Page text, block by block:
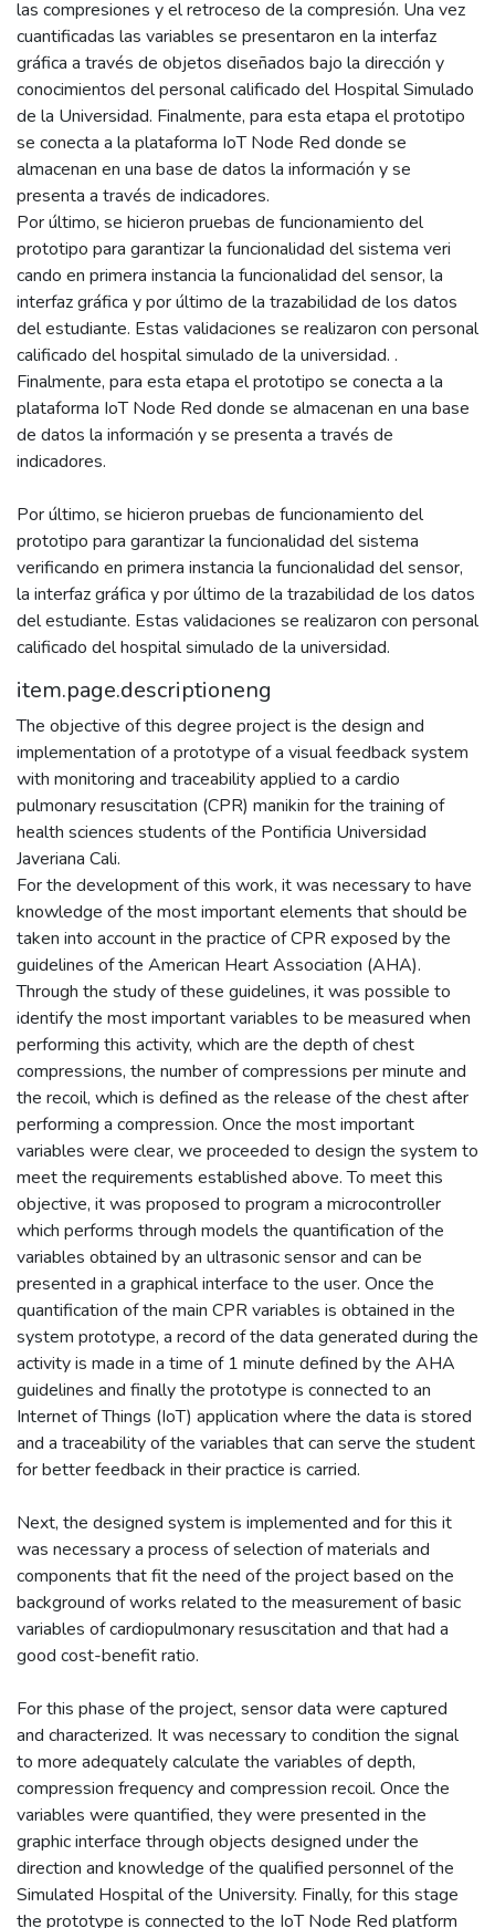
las compresiones y el retroceso de la compresión. Una vez
cuantificadas las variables se presentaron en la interfaz
gráfica a través de objetos diseñados bajo la dirección y
conocimientos del personal calificado del Hospital Simulado
de la Universidad. Finalmente, para esta etapa el prototipo
se conecta a la plataforma IoT Node Red donde se
almacenan en una base de datos la información y se
presenta a través de indicadores.
Por último, se hicieron pruebas de funcionamiento del
prototipo para garantizar la funcionalidad del sistema veri
cando en primera instancia la funcionalidad del sensor, la
interfaz gráfica y por último de la trazabilidad de los datos
del estudiante. Estas validaciones se realizaron con personal
calificado del hospital simulado de la universidad. .
Finalmente, para esta etapa el prototipo se conecta a la
plataforma IoT Node Red donde se almacenan en una base
de datos la información y se presenta a través de
indicadores.
Por último, se hicieron pruebas de funcionamiento del
prototipo para garantizar la funcionalidad del sistema
verificando en primera instancia la funcionalidad del sensor,
la interfaz gráfica y por último de la trazabilidad de los datos
del estudiante. Estas validaciones se realizaron con personal
calificado del hospital simulado de la universidad.
item.page.descriptioneng
The objective of this degree project is the design and
implementation of a prototype of a visual feedback system
with monitoring and traceability applied to a cardio
pulmonary resuscitation (CPR) manikin for the training of
health sciences students of the Pontificia Universidad
Javeriana Cali.
For the development of this work, it was necessary to have
knowledge of the most important elements that should be
taken into account in the practice of CPR exposed by the
guidelines of the American Heart Association (AHA).
Through the study of these guidelines, it was possible to
identify the most important variables to be measured when
performing this activity, which are the depth of chest
compressions, the number of compressions per minute and
the recoil, which is defined as the release of the chest after
performing a compression. Once the most important
variables were clear, we proceeded to design the system to
meet the requirements established above. To meet this
objective, it was proposed to program a microcontroller
which performs through models the quantification of the
variables obtained by an ultrasonic sensor and can be
presented in a graphical interface to the user. Once the
quantification of the main CPR variables is obtained in the
system prototype, a record of the data generated during the
activity is made in a time of 1 minute defined by the AHA
guidelines and finally the prototype is connected to an
Internet of Things (IoT) application where the data is stored
and a traceability of the variables that can serve the student
for better feedback in their practice is carried.
Next, the designed system is implemented and for this it
was necessary a process of selection of materials and
components that fit the need of the project based on the
background of works related to the measurement of basic
variables of cardiopulmonary resuscitation and that had a
good cost-benefit ratio.
For this phase of the project, sensor data were captured
and characterized. It was necessary to condition the signal
to more adequately calculate the variables of depth,
compression frequency and compression recoil. Once the
variables were quantified, they were presented in the
graphic interface through objects designed under the
direction and knowledge of the qualified personnel of the
Simulated Hospital of the University. Finally, for this stage
the prototype is connected to the IoT Node Red platform